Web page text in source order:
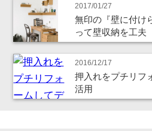
2017/01/27
無印の『壁に付け
って壁収納を工夫
2016/12/17
押入れをプチリフ
活用